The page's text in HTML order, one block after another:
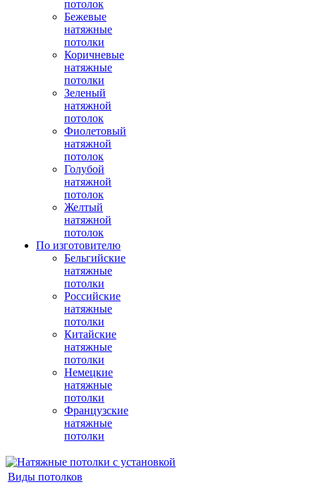
потолок
Бежевые
натяжные
потолки
Коричневые
натяжные
потолки
Зеленый
натяжной
потолок
Фиолетовый
натяжной
потолок
Голубой
натяжной
потолок
Желтый
натяжной
потолок
По изготовителю
Бельгийские
натяжные
потолки
Российские
натяжные
потолки
Китайские
натяжные
потолки
Немецкие
натяжные
потолки
Французские
натяжные
потолки
Виды потолков